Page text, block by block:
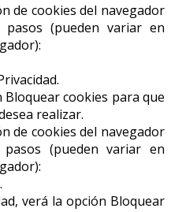
de cookies del navegador
(pueden variar en
Bloquear cookies para que
realizar.
de cookies del navegador
(pueden variar en
verá la opción Bloquear